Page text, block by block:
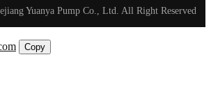
Yuanya Pump Co., Ltd. All Right Reserved
Copy